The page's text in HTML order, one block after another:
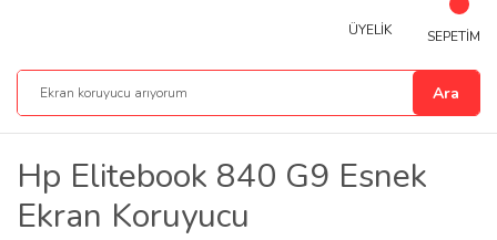
Ara
ÜYELİK SEPETİM
Hp Elitebook 840 G9 Esnek
Ekran Koruyucu